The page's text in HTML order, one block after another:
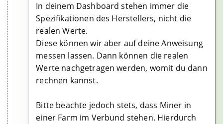
In deinem Dashboard stehen immer die
Spezifikationen des Herstellers, nicht die
realen Werte.
Diese können wir aber auf deine Anweisung
messen lassen. Dann können die realen
Werte nachgetragen werden, womit du dann
rechnen kannst.
Bitte beachte jedoch stets, dass Miner in
einer Farm im Verbund stehen. Hierdurch